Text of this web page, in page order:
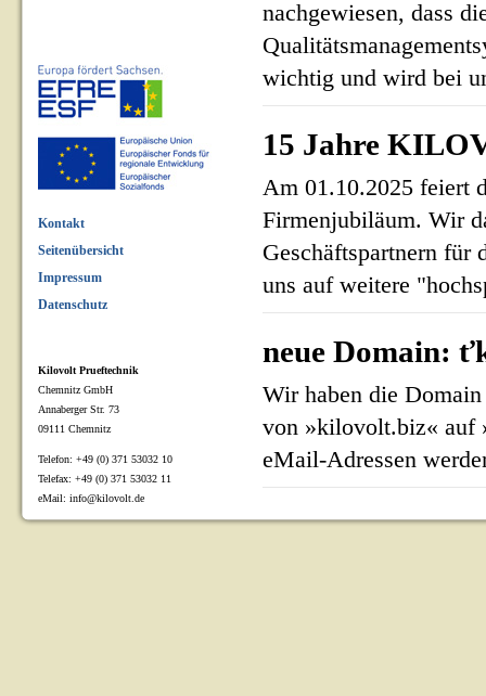
nachgewiesen, dass
wichtig und wird bei
15 Jahre
Am 01.10.2025 feiert
Firmenjubiläum. Wir
Geschäftspartnern für
uns auf weitere
neue Domain:
Wir haben die
von »kilovolt.biz« auf
eMail-Adressen
Kontakt
Seitenübersicht
Impressum
Datenschutz
Kilovolt Prueftechnik
Chemnitz GmbH
Annaberger Str. 73
09111 Chemnitz
Telefon: +49 (0) 371 53032 10
Telefax: +49 (0) 371 53032 11
eMail: info@kilovolt.de